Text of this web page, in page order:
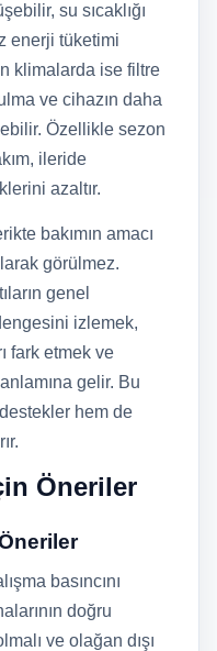
su sıcaklığı
enerji tüketimi
klimalarda ise filtre
ve cihazın daha
Özellikle sezon
ileride
azaltır.
bakımın amacı
görülmez.
genel
izlemek,
fark etmek ve
gelir. Bu
hem de
Öneriler
basıncını
doğru
ve olağan dışı